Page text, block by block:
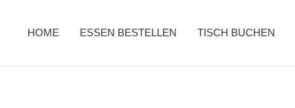
HOME ESSEN BESTELLEN TISCH BUCHEN